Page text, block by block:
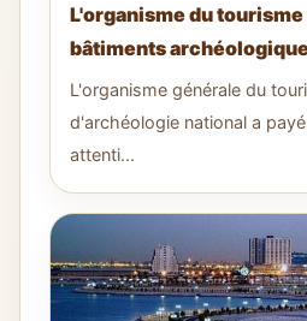
L'organisme du
bâtiments
L'organisme générale du
d'archéologie national a
attenti...